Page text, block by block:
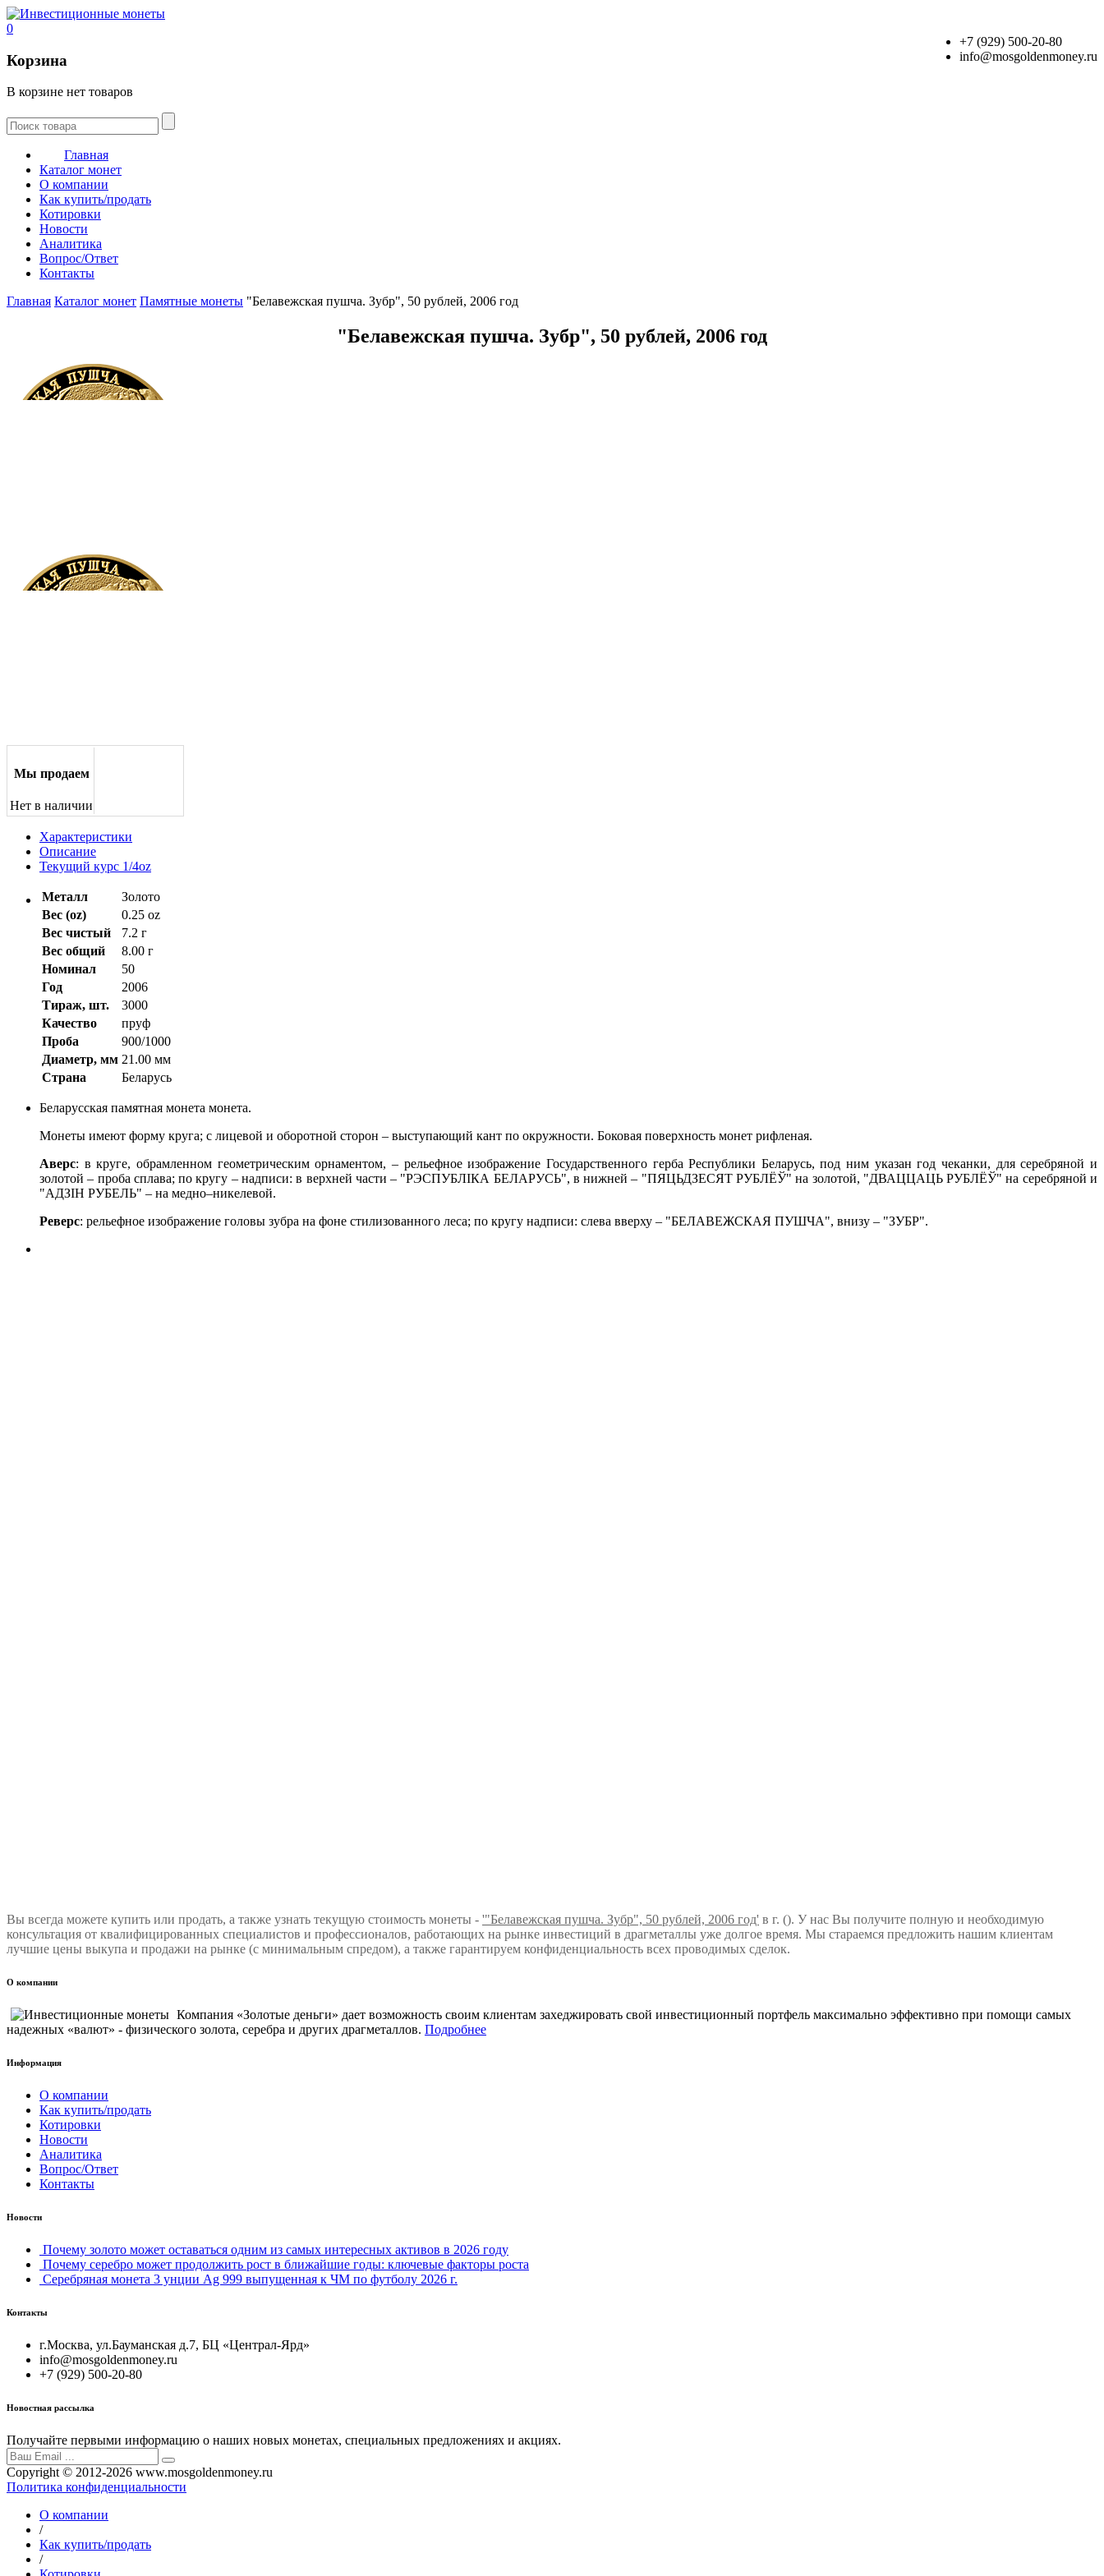
+7 (929) 500-20-80
info@mosgoldenmoney.ru
0
Корзина
В корзине нет товаров
Главная
Каталог монет
О компании
Как купить/продать
Котировки
Новости
Аналитика
Вопрос/Ответ
Контакты
Главная Каталог монет Памятные монеты "Белавежская пушча. Зубр", 50 рублей, 2006 год
"Белавежская пушча. Зубр", 50 рублей, 2006 год
Мы продаем
Нет в наличии
Характеристики
Описание
Текущий курс 1/4oz
Металл
Золото
Вес (oz)
0.25 oz
Вес чистый
7.2 г
Вес общий
8.00 г
Номинал
50
Год
2006
Тираж, шт.
3000
Качество
пруф
Проба
900/1000
Диаметр, мм 21.00 мм
Страна
Беларусь
Беларусская памятная монета монета.
Монеты имеют форму круга; с лицевой и оборотной сторон – выступающий кант по окружности. Боковая поверхность монет рифленая.
Аверс: в круге, обрамленном геометрическим орнаментом, – рельефное изображение Государственного герба Республики Беларусь, под ним указан год чеканки, для серебряной и
золотой – проба сплава; по кругу – надписи: в верхней части – "РЭСПУБЛIКА БЕЛАРУСЬ", в нижней – "ПЯЦЬДЗЕСЯТ РУБЛЁЎ" на золотой, "ДВАЦЦАЦЬ РУБЛЁЎ" на серебряной и
"АДЗIН РУБЕЛЬ" – на медно–никелевой.
Реверс: рельефное изображение головы зубра на фоне стилизованного леса; по кругу надписи: слева вверху – "БЕЛАВЕЖСКАЯ ПУШЧА", внизу – "ЗУБР".
Вы всегда можете купить или продать, а также узнать текущую стоимость монеты - '"Белавежская пушча. Зубр", 50 рублей, 2006 год' в г. (). У нас Вы получите полную и необходимую
консультация от квалифицированных специалистов и профессионалов, работающих на рынке инвестиций в драгметаллы уже долгое время. Мы стараемся предложить нашим клиентам
лучшие цены выкупа и продажи на рынке (с минимальным спредом), а также гарантируем конфиденциальность всех проводимых сделок.
О компании
Компания «Золотые деньги» дает возможность своим клиентам захеджировать свой инвестиционный портфель максимально эффективно при помощи самых
надежных «валют» - физического золота, серебра и других драгметаллов. Подробнее
Информация
О компании
Как купить/продать
Котировки
Новости
Аналитика
Вопрос/Ответ
Контакты
Новости
Почему золото может оставаться одним из самых интересных активов в 2026 году
Почему серебро может продолжить рост в ближайшие годы: ключевые факторы роста
Серебряная монета 3 унции Ag 999 выпущенная к ЧМ по футболу 2026 г.
Контакты
г.Москва, ул.Бауманская д.7, БЦ «Централ-Ярд»
info@mosgoldenmoney.ru
+7 (929) 500-20-80
Новостная рассылка
Получайте первыми информацию о наших новых монетах, специальных предложениях и акциях.
Copyright © 2012-2026 www.mosgoldenmoney.ru
Политика конфиденциальности
О компании
/
Как купить/продать
/